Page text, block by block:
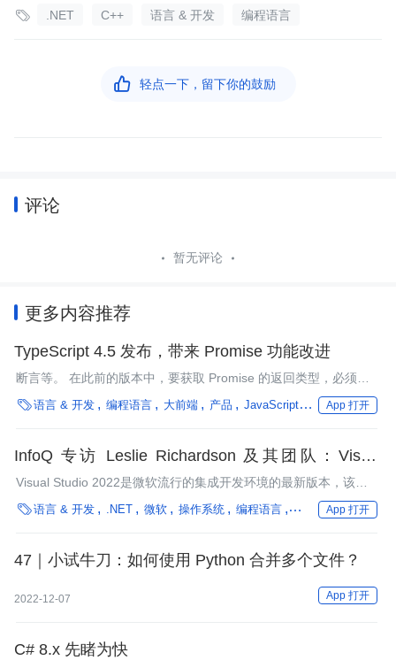
 .NET C++ 语言 & 开发 编程语言
 轻点一下，留下你的鼓励
评论
暂无评论
更多内容推荐
TypeScript 4.5 发布，带来 Promise 功能改进
断言等。 在此前的版本中，要获取 Promise 的返回类型，必须使
用 infer 功能，如下所示：
语言 & 开发 编程语言 大前端 产品 JavaScript 微软 性能优化
App 打开
InfoQ 专访 Leslie Richardson 及其团队：Visual
Studio 2022 发布，新功能与改进
Visual Studio 2022是微软流行的集成开发环境的最新版本，该版
本包含了很多与热重载、调试、代码编辑器和主题相关的改进。
语言 & 开发 .NET 微软 操作系统 编程语言 框架 微服务
App 打开
47｜小试牛刀：如何使用 Python 合并多个文件？
2022-12-07 App 打开
C# 8.x 先睹为快